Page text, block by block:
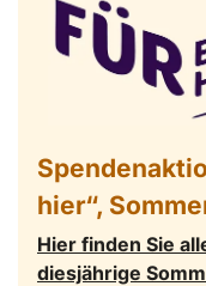
hier“,
Hier finden Sie
diesjährige